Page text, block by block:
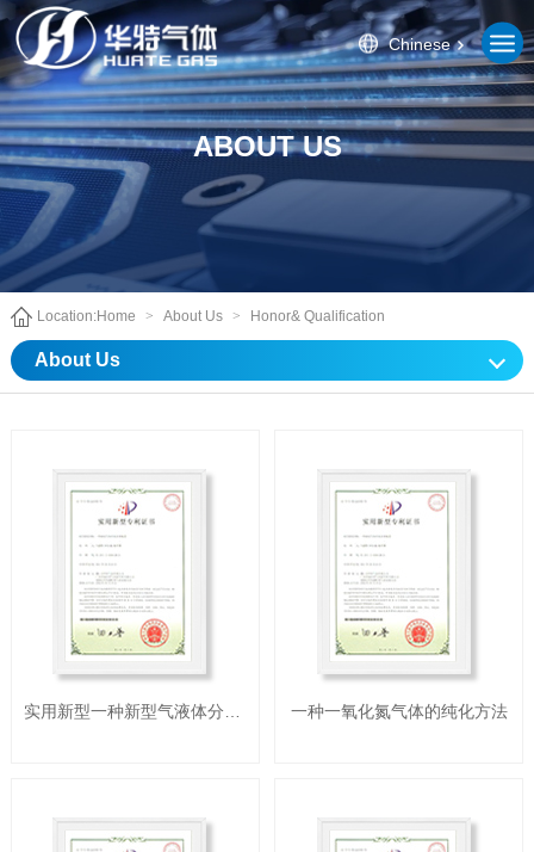
Chinese
ABOUT US
Location:Home > About Us > Honor& Qualification
About Us
一种一氧化氮气体的纯化方法